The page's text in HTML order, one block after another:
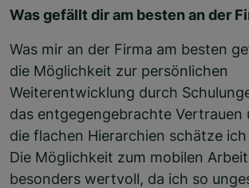
Was gefällt dir am besten an der
Was mir an der Firma am besten
die Möglichkeit zur persönlichen
Weiterentwicklung durch
das entgegengebrachte Vertrauen
die flachen Hierarchien schätze ich
Die Möglichkeit zum mobilen
besonders wertvoll, da ich so